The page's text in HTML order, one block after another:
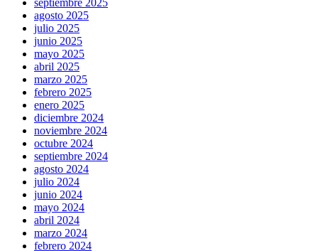
septiembre 2025
agosto 2025
julio 2025
junio 2025
mayo 2025
abril 2025
marzo 2025
febrero 2025
enero 2025
diciembre 2024
noviembre 2024
octubre 2024
septiembre 2024
agosto 2024
julio 2024
junio 2024
mayo 2024
abril 2024
marzo 2024
febrero 2024